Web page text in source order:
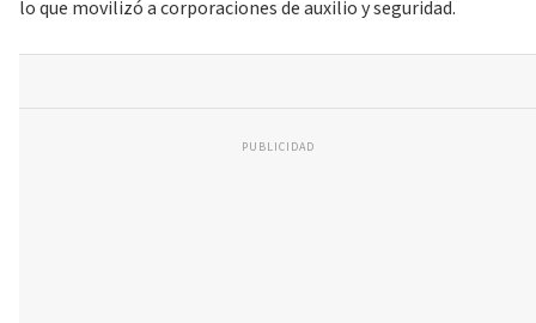
lo que movilizó a corporaciones de auxilio y seguridad.
PUBLICIDAD